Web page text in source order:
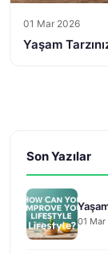
01 Mar 2026
Yaşam
Son Yazılar
01